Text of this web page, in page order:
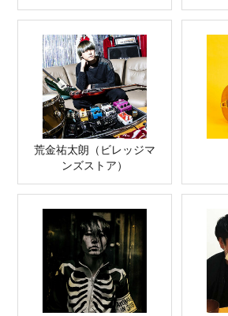
荒金祐太朗（ビレッジマ
ンズストア）